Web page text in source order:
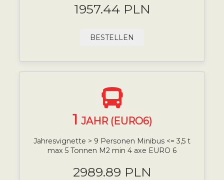
1957.44 PLN
BESTELLEN
1 JAHR (EURO6)
Jahresvignette > 9 Personen Minibus <= 3,5 t
max 5 Tonnen M2 min 4 axe EURO 6
2989.89 PLN